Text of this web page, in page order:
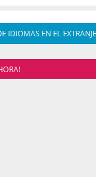
IDIOMAS EN EL